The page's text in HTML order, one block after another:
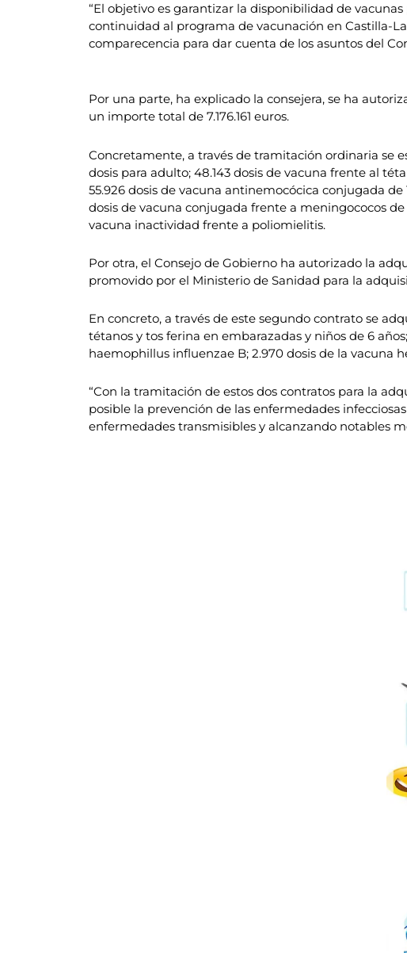
“El objetivo es garantizar la disponibilidad de
continuidad al programa de vacunación en Castilla-
comparecencia para dar cuenta de los asuntos del
Por una parte, ha explicado la consejera, se ha
un importe total de 7.176.161 euros.
Concretamente, a través de tramitación ordinaria se
dosis para adulto; 48.143 dosis de vacuna frente al
55.926 dosis de vacuna antinemocócica conjugada
dosis de vacuna conjugada frente a meningococos
vacuna inactividad frente a poliomielitis.
Por otra, el Consejo de Gobierno ha autorizado la
promovido por el Ministerio de Sanidad para la
En concreto, a través de este segundo contrato se
tétanos y tos ferina en embarazadas y niños de 6
haemophillus influenzae B; 2.970 dosis de la vacuna
“Con la tramitación de estos dos contratos para la
posible la prevención de las enfermedades
enfermedades transmisibles y alcanzando notables